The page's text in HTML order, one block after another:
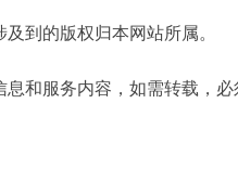
到的版权归本网站所属。
和服务内容，如需转载，